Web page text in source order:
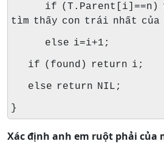
if (T.Parent[i]==n)
tìm thấy con trái nhất
else i=i+1;
if (found) return i;
else return NIL;
}
Xác định anh em ruột phải của